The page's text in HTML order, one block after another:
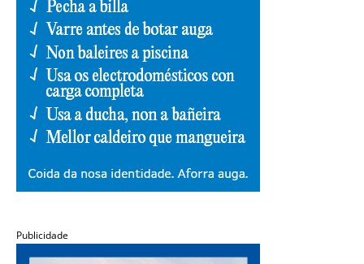
Publicidade